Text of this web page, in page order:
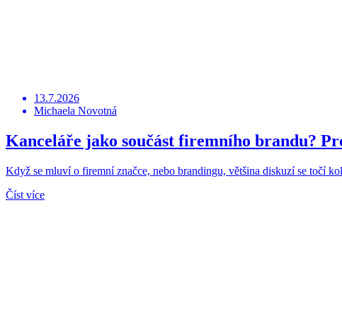
13.7.2026
Michaela Novotná
Kanceláře jako součást firemního brandu?
Když se mluví o firemní značce, nebo brandingu, většina diskuzí se točí
Číst více